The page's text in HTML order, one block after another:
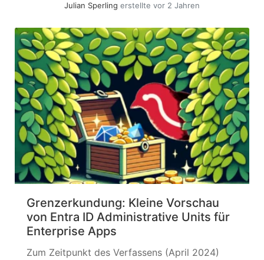
das primäre Anmeldeattribut, an dem in der
Dies öffnete Tür und Tor für Impersonation,
unberechtigten Zugriff auf Teams und
Dateien... »weiterlesen
Julian Sperling erstellte vor 2 Jahren
Grenzerkundung: Kleine Vorschau
von Entra ID Administrative Units für
Enterprise Apps
Zum Zeitpunkt des Verfassens (April 2024)